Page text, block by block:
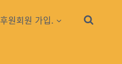
후원회원 가입.